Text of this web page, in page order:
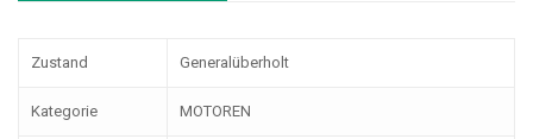
Zustand Generalüberholt
Kategorie MOTOREN